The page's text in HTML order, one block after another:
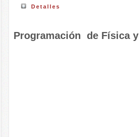
Detalles
Programación de Física